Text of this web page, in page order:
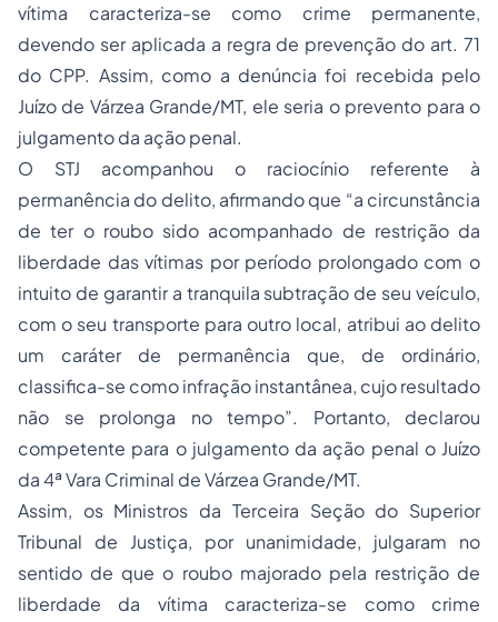
vítima caracteriza-se como crime permanente,
devendo ser aplicada a regra de prevenção do art. 71
do CPP. Assim, como a denúncia foi recebida pelo
Juízo de Várzea Grande/MT, ele seria o prevento para o
julgamento da ação penal.
O STJ acompanhou o raciocínio referente à
permanência do delito, afirmando que “a circunstância
de ter o roubo sido acompanhado de restrição da
liberdade das vítimas por período prolongado com o
intuito de garantir a tranquila subtração de seu veículo,
com o seu transporte para outro local, atribui ao delito
um caráter de permanência que, de ordinário,
classifica-se como infração instantânea, cujo resultado
não se prolonga no tempo”. Portanto, declarou
competente para o julgamento da ação penal o Juízo
da 4ª Vara Criminal de Várzea Grande/MT.
Assim, os Ministros da Terceira Seção do Superior
Tribunal de Justiça, por unanimidade, julgaram no
sentido de que o roubo majorado pela restrição de
liberdade da vítima caracteriza-se como crime